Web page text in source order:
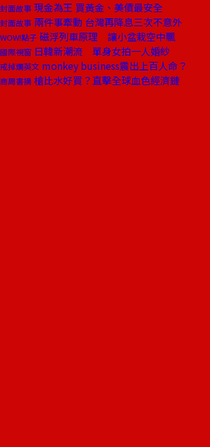
封面故事 現金為王 買黃金、美債最安全
封面故事 兩件事牽動 台灣再降息三次不意外
WOW!點子 磁浮列車原理 讓小盆栽空中飄
國際視窗 日韓新潮流 單身女拍一人婚紗
戒掉爛英文 monkey business震出上百人命？
商周書摘 槍比水好買？直擊全球血色經濟鏈